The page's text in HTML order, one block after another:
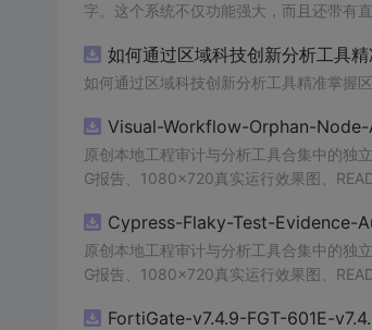
字。这个系统不仅功能强大，而且还带有
便和实用的工具，你一定会喜欢它的！
如何通过区域科技创新分析工具
如何通过区域科技创新分析工具精准掌握
Visual-Workflow-Orphan-
原创本地工程审计与分析工具合集中的独
G报告、1080×720真实运行效果图、
源码、Logo、官方截图、论文、生产日志
Cypress-Flaky-Test-Evidence-
原创本地工程审计与分析工具合集中的独
G报告、1080×720真实运行效果图、
源码、Logo、官方截图、论文、生产日志
FortiGate-v7.4.9-FGT-601E-